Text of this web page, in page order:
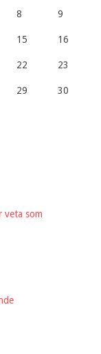
8 9
15 16
22 23
29 30
veta som